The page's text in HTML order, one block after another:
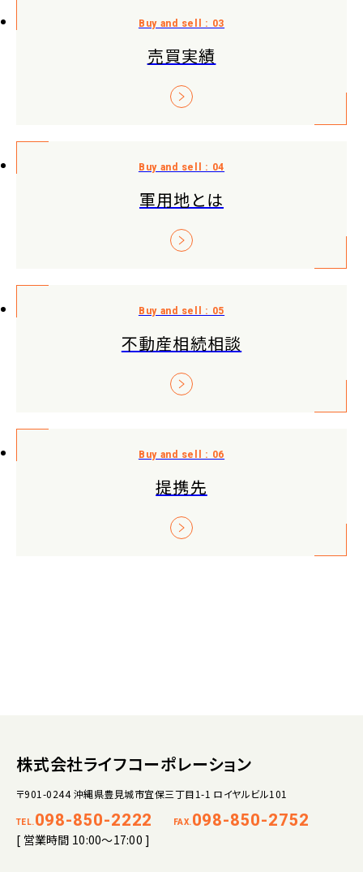
売買実績
軍用地とは
不動産相続相談
提携先
株式会社ライフコーポレーション
〒901-0244 沖縄県豊見城市宜保三丁目1-1 ロイヤルビル101
TEL. 098-850-2222 FAX. 098-850-2752
[ 営業時間 10:00～17:00 ]